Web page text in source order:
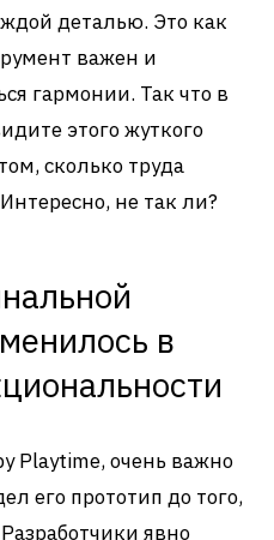
деталью. Это как
важен и
гармонии. Так что в
этого жуткого
сколько труда
не так ли?
в
Playtime, очень важно
его прототип до того,
явно